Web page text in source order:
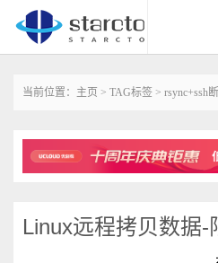
当前位置： 主页 > TAG标签 > rsync+ssh
Linux远程拷贝数据-